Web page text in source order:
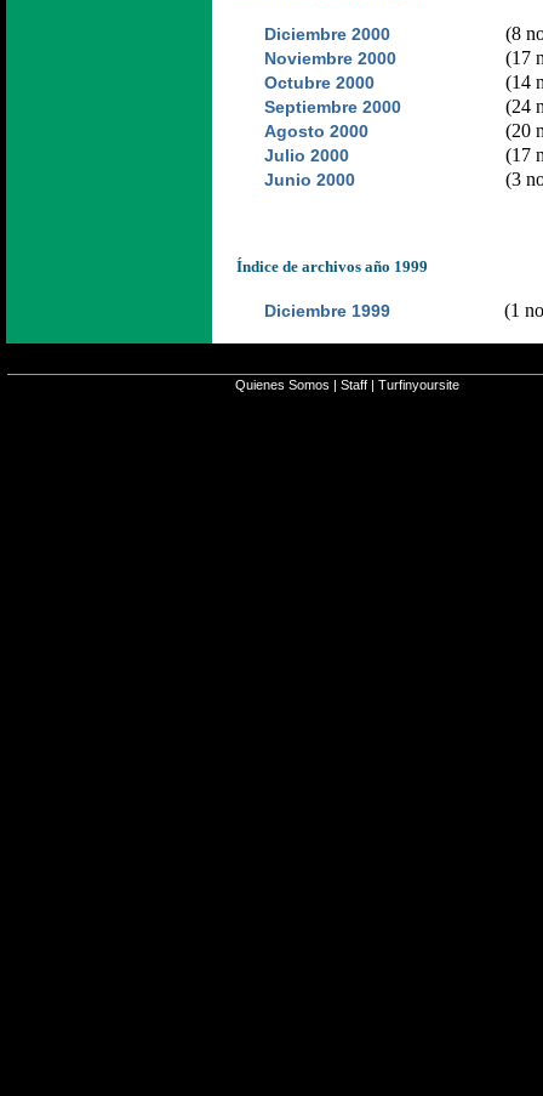
Diciembre 2000 (8
Noviembre 2000 (17
Octubre 2000 (14
Septiembre 2000 (24
Agosto 2000 (20
Julio 2000 (17
Junio 2000 (3
Índice de archivos año 1999
Diciembre 1999 (1
Quienes Somos | Staff | Turfinyoursite